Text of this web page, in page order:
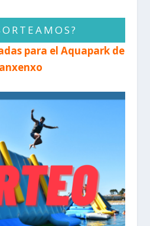
para el Aquapark de